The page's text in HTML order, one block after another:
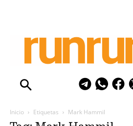
Inicio Etiquetas Mark Hammil